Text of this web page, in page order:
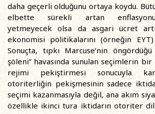
daha geçerli olduğunu ortaya koydu.
elbette sürekli artan
yetmeyecek olsa da asgari ücret
ekonomisi politikalarını (örneğin
Sonuçta, tıpkı Marcuse’nin
şöleni” havasında sunulan seçimlerin
rejimi pekiştirmesi sonucuyla
otoriterliğin pekişmesinin sadece
seçimi kazanmasıyla değil, ana akım
özellikle ikinci tura iktidarın otoriter